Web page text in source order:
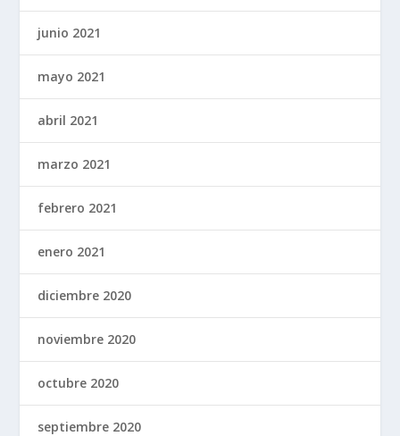
junio 2021
mayo 2021
abril 2021
marzo 2021
febrero 2021
enero 2021
diciembre 2020
noviembre 2020
octubre 2020
septiembre 2020